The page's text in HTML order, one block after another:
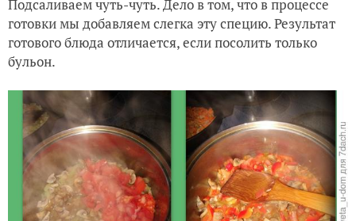
Подсаливаем чуть-чуть. Дело в том, что в процессе
готовки мы добавляем слегка эту специю. Результат
готового блюда отличается, если посолить только
бульон.